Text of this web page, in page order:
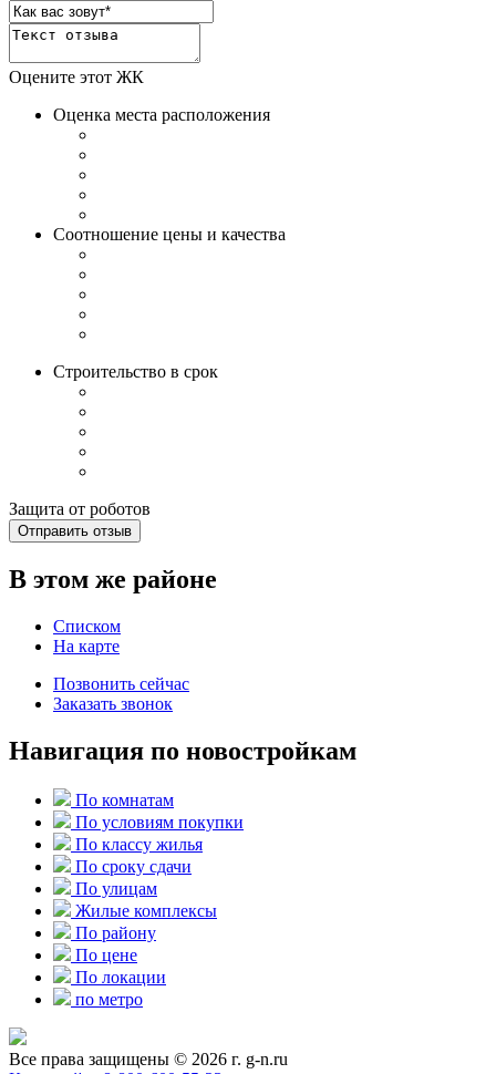
Оцените этот ЖК
Оценка места расположения
Соотношение цены и качества
Строительство в срок
Защита от роботов
Отправить отзыв
В этом же районе
Списком
На карте
Позвонить сейчас
Заказать звонок
Навигация по новостройкам
По комнатам
По условиям покупки
По классу жилья
По сроку сдачи
По улицам
Жилые комплексы
По району
По цене
По локации
по метро
Все права защищены © 2026 г. g-n.ru